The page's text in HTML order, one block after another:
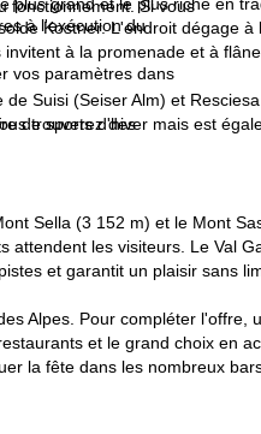
fonctionnement. Si vous
à l'exécution du
vos paramètres dans
trouverez des
Kostner. L'endroit dégage
à la promenade et à
Suisi (Seiser Alm) et
de sports d'hiver mais est
Sella (3 152 m) et le Mont
les visiteurs. Le Val
et garantit un plaisir sans
Alpes. Pour compléter l'offre,
et le grand choix en
la fête dans les nombreux